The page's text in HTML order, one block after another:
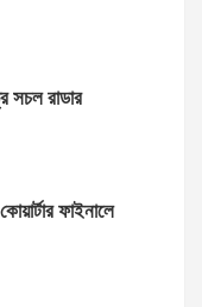
সচল রাডার
ফাইনালে